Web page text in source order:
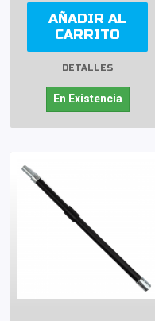
AÑADIR AL
CARRITO
DETALLES
En Existencia